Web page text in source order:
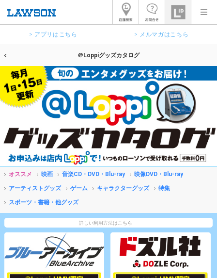
> アプリはこちら > メルマガはこちら
＠Loppiグッズカタログ
オススメ 映画 音楽CD・DVD・Blu-ray 映像DVD・Blu-ray
アーティストグッズ ゲーム キャラクターグッズ 特集
スポーツ・書籍・他グッズ
詳しい利用方法はこちら